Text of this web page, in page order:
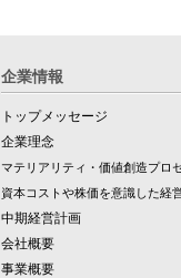
企業情報
トップメッセージ
企業理念
マテリアリティ・価値創造プロ
資本コストや株価を意識した経
中期経営計画
会社概要
事業概要